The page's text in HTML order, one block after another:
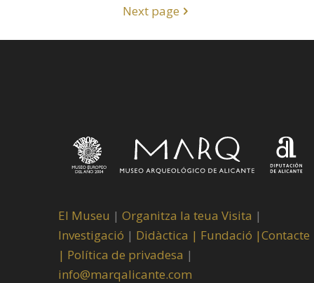
Next page
El Museu | Organitza la teua Visita |
Investigació | Didàctica | Fundació |Contacte
| Política de privadesa |
info@marqalicante.com